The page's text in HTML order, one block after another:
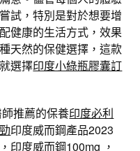
試，特別是對於想要增
健康的生活方式，效果
天然的保健選擇，這款
選擇印度小綠瓶膠囊訂
推薦的保養印度必利
印度威而鋼產品2023
印度威而鋼100mg ，